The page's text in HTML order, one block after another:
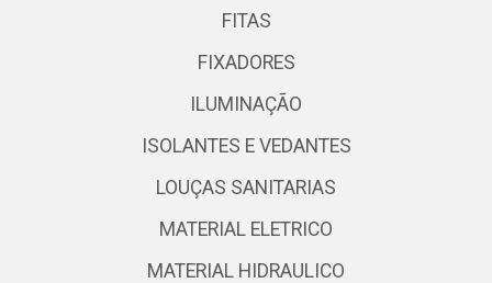
FITAS
FIXADORES
ILUMINAÇÃO
ISOLANTES E VEDANTES
LOUÇAS SANITARIAS
MATERIAL ELETRICO
MATERIAL HIDRAULICO